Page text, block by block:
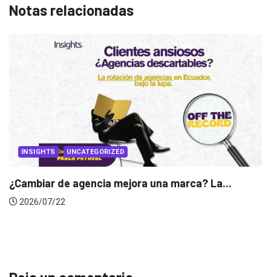
Notas relacionadas
agencia mejora una marca? La... INSIGHTS